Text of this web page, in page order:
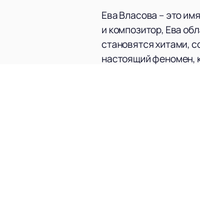
Ева Власова – это
и композитор, Ева
становятся хитами,
настоящий феномен,